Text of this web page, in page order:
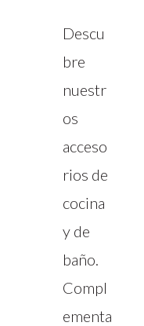
Descu
bre
nuestr
os
acceso
rios de
cocina
y de
baño.
Compl
ementa